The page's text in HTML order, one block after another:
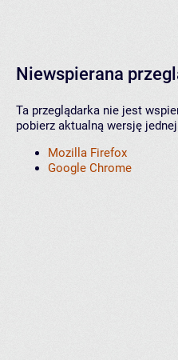
Niewspierana
Ta przeglądarka nie jest
pobierz aktualną wersję
Mozilla Firefox
Google Chrome